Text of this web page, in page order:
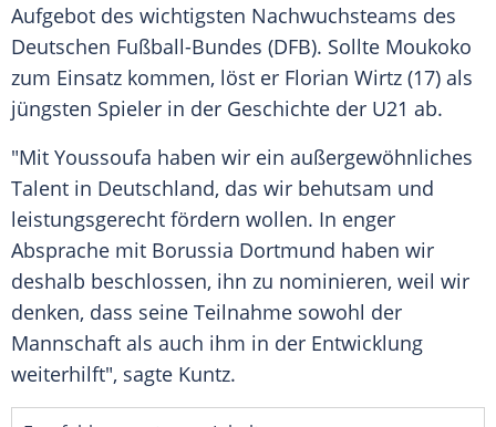
Aufgebot des wichtigsten Nachwuchsteams des
Deutschen Fußball-Bundes (DFB). Sollte Moukoko
zum Einsatz kommen, löst er Florian Wirtz (17) als
jüngsten Spieler in der Geschichte der U21 ab.
"Mit Youssoufa haben wir ein außergewöhnliches
Talent in Deutschland, das wir behutsam und
leistungsgerecht fördern wollen. In enger
Absprache mit Borussia Dortmund haben wir
deshalb beschlossen, ihn zu nominieren, weil wir
denken, dass seine Teilnahme sowohl der
Mannschaft als auch ihm in der Entwicklung
weiterhilft", sagte Kuntz.